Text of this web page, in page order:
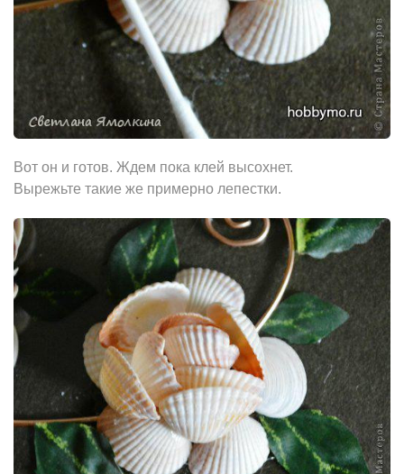
Вот он и готов. Ждем покa клей высохнет.
Вырежьте такие же примерно лепестки.